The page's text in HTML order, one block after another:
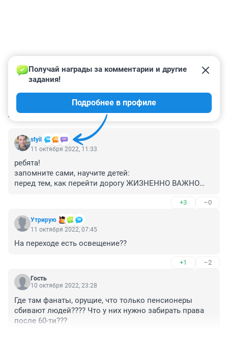
КОММЕНТАРИИ 24
styil
Получай награды за комментарии и другие
задания!
Подробнее в профиле
11 октября 2022, 11:33
ребята!
запомните сами, научите детей:
перед тем, как перейти дорогу ЖИЗНЕННО ВАЖНО
убедиться в безопасности и только затем переходить!
+3 –0
Утрирую
11 октября 2022, 07:45
На переходе есть освещение??
+1 –2
Гость
10 октября 2022, 23:28
Где там фанаты, орущие, что только пенсионеры
сбивают людей???? Что у них нужно забирать права
после 60-ти???